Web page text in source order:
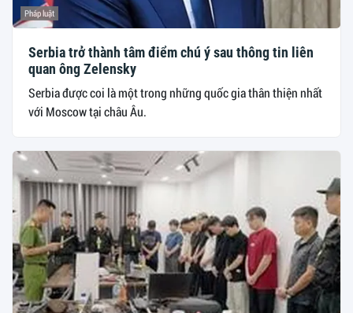
Pháp luật
Serbia trở thành tâm điểm chú ý sau thông tin liên
quan ông Zelensky
Serbia được coi là một trong những quốc gia thân thiện nhất
với Moscow tại châu Âu.